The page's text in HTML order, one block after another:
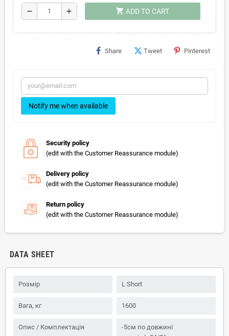
remove add shopping_cart ADD TO CART
Share Tweet Pinterest
Notify me when available
Security policy
(edit with the Customer Reassurance module)
Delivery policy
(edit with the Customer Reassurance module)
Return policy
(edit with the Customer Reassurance module)
DATA SHEET
Розмір L Short
Вага, кг 1600
Опис / Комплектація
-5см по довжині